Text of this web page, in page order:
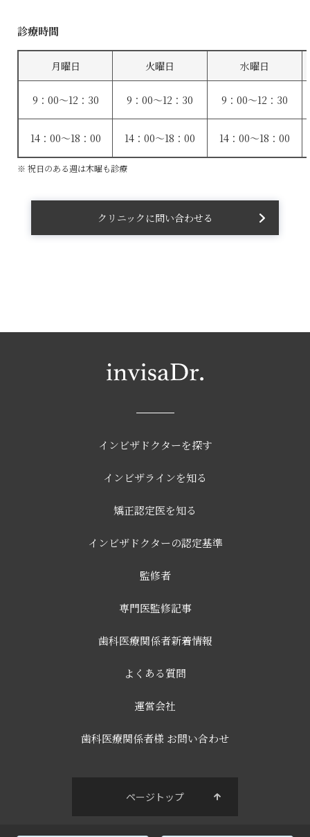
診療時間
月曜日 火曜日 水曜日
9：00〜12：30 9：00〜12：30 9：00〜12：30
14：00〜18：00 14：00〜18：00 14：00〜18：00
※ 祝日のある週は木曜も診療
クリニックに問い合わせる
インビザドクターを探す
インビザラインを知る
矯正認定医を知る
インビザドクターの認定基準
監修者
専門医監修記事
歯科医療関係者新着情報
よくある質問
運営会社
歯科医療関係者様 お問い合わせ